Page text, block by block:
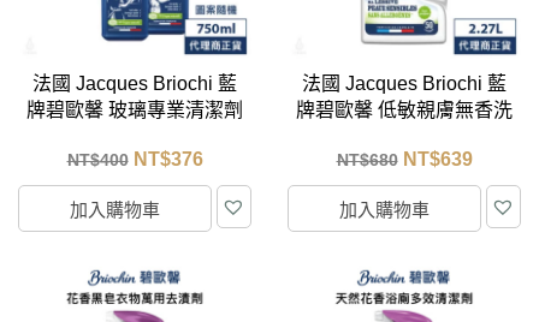
法國 Jacques Briochi 藍
牌碧歐馨 玻璃專業清潔劑
NT$400 NT$376
加入購物車
法國 Jacques Briochi 藍
牌碧歐馨 低敏親膚無香洗
NT$680 NT$639
加入購物車